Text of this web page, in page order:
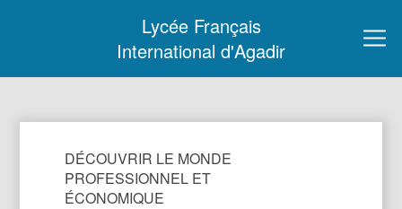
Lycée Français
International d'Agadir
DÉCOUVRIR LE MONDE
PROFESSIONNEL ET
ÉCONOMIQUE